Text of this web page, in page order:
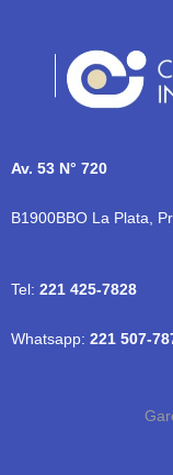
Av. 53 N° 720
B1900BBO La Plata,
Tel: 221 425-7828
Whatsapp: 221 507-